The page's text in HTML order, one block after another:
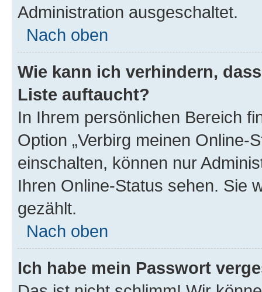
Administration ausgeschaltet.
Nach oben
Wie kann ich verhindern,
Liste auftaucht?
In Ihrem persönlichen Bereich
Option „Verbirg meinen Online-
einschalten, können nur
Ihren Online-Status sehen. Sie
gezählt.
Nach oben
Ich habe mein Passwort